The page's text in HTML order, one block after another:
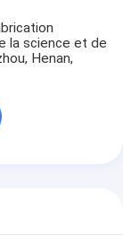
la science et de
Henan,